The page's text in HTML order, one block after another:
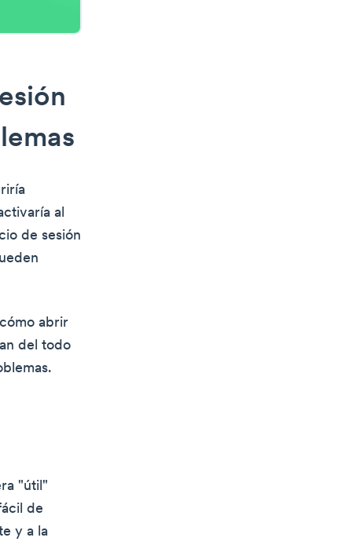
al
de sesión
abrir
del todo
"útil"
de
y a la